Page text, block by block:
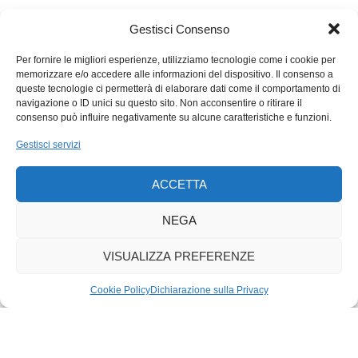
Gestisci Consenso
Per fornire le migliori esperienze, utilizziamo tecnologie come i cookie per
memorizzare e/o accedere alle informazioni del dispositivo. Il consenso a
queste tecnologie ci permetterà di elaborare dati come il comportamento di
navigazione o ID unici su questo sito. Non acconsentire o ritirare il
consenso può influire negativamente su alcune caratteristiche e funzioni.
Gestisci servizi
ACCETTA
NEGA
VISUALIZZA PREFERENZE
Cookie PolicyDichiarazione sulla Privacy
Com’è ormai chiaro, non c’è molecola del nostro vivere in
società che abbia una vita autonoma. Per questo è bene che le
singole iniziative emerse negli ultimi anni (animate da
Coscienza svizzera, dal «Manifesto per una trasformazione
luoghi deputati alla decisione politica. Anche i partiti potrebbero
riguadagnare prestigio e credito nel loro ruolo di cinghia di
accantonando rivalità e presunti primati.